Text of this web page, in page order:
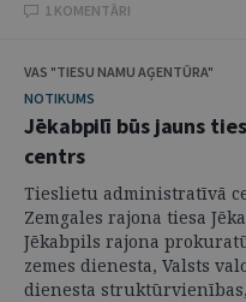
1 KOMENTĀRI
VAS "TIESU NAMU AĢENTŪRA"
NOTIKUMS
Jēkabpilī būs jauns
centrs
Tieslietu administratīvā
Zemgales rajona tiesa
Jēkabpils rajona
zemes dienesta, Valsts
dienesta struktūrvienības,